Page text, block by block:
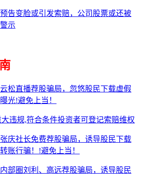
告变脸或引发索赔，公司股票或还被
示
松直播荐股骗局，忽悠股民下载虚假
光!避免上当！
违规,符合条件投资者可登记索赔维权
庆社长免费荐股骗局，诱导股民下载
账行骗！!避免上当！
部圈刘利、高远荐股骗局，诱导股民